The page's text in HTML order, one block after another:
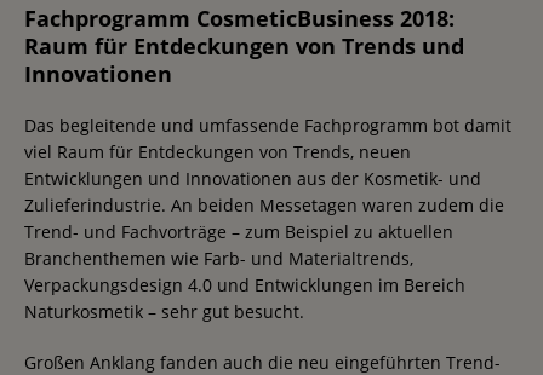
Fachprogramm CosmeticBusiness 2018:
Raum für Entdeckungen von Trends und
Innovationen
Das begleitende und umfassende Fachprogramm bot damit
viel Raum für Entdeckungen von Trends, neuen
Entwicklungen und Innovationen aus der Kosmetik- und
Zulieferindustrie. An beiden Messetagen waren zudem die
Trend- und Fachvorträge – zum Beispiel zu aktuellen
Branchenthemen wie Farb- und Materialtrends,
Verpackungsdesign 4.0 und Entwicklungen im Bereich
Naturkosmetik – sehr gut besucht.
Großen Anklang fanden auch die neu eingeführten Trend-